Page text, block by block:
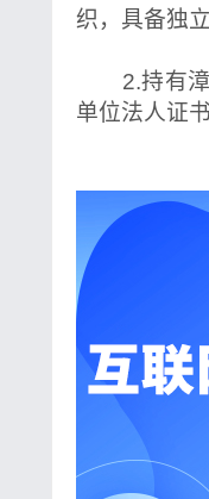
织，具备独
2.持有漳
单位法人证